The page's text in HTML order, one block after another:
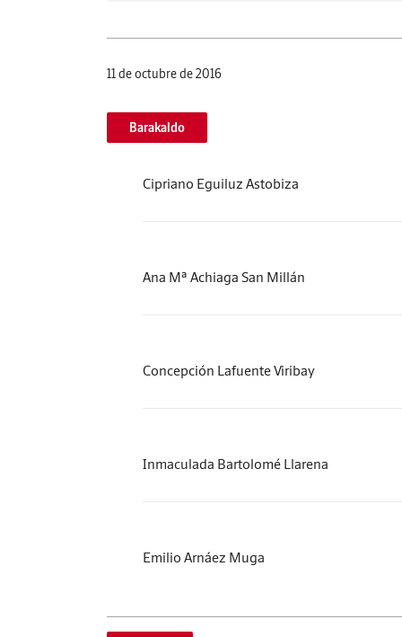
11 de octubre de 2016
Barakaldo
Cipriano Eguiluz Astobiza
Ana Mª Achiaga San Millán
Concepción Lafuente Viribay
Inmaculada Bartolomé Llarena
Emilio Arnáez Muga